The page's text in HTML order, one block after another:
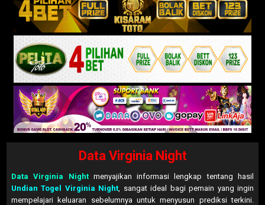
Data Virginia Night
Data Virginia Nightmenyajikan informasi lengkap tentang hasil
Undian Togel Virginia Night , sangat ideal bagi pemain yang ingin
mempelajari keluaran sebelumnya untuk menyusun prediksi terkini.